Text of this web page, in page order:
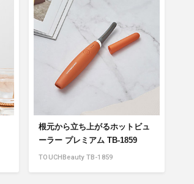
根元から立ち上がるホットビュ
ーラー プレミアム TB-1859
TOUCHBeauty TB-1859